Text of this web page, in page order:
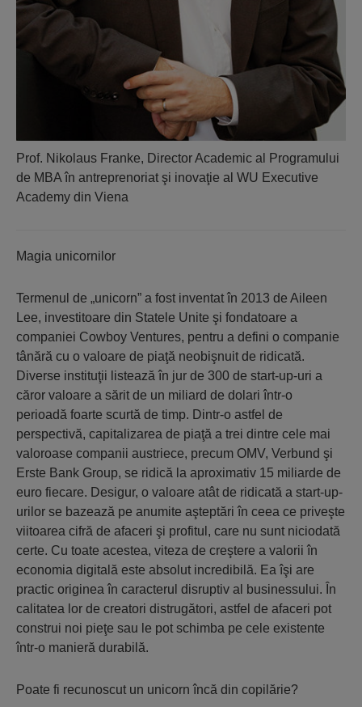
Prof. Nikolaus Franke, Director Academic al Programului
de MBA în antreprenoriat şi inovaţie al WU Executive
Academy din Viena
Magia unicornilor
Termenul de „unicorn” a fost inventat în 2013 de Aileen
Lee, investitoare din Statele Unite şi fondatoare a
companiei Cowboy Ventures, pentru a defini o companie
tânără cu o valoare de piaţă neobişnuit de ridicată.
Diverse instituţii listează în jur de 300 de start-up-uri a
căror valoare a sărit de un miliard de dolari într-o
perioadă foarte scurtă de timp. Dintr-o astfel de
perspectivă, capitalizarea de piaţă a trei dintre cele mai
valoroase companii austriece, precum OMV, Verbund şi
Erste Bank Group, se ridică la aproximativ 15 miliarde de
euro fiecare. Desigur, o valoare atât de ridicată a start-up-
urilor se bazează pe anumite aşteptări în ceea ce priveşte
viitoarea cifră de afaceri şi profitul, care nu sunt niciodată
certe. Cu toate acestea, viteza de creştere a valorii în
economia digitală este absolut incredibilă. Ea îşi are
practic originea în caracterul disruptiv al businessului. În
calitatea lor de creatori distrugători, astfel de afaceri pot
construi noi pieţe sau le pot schimba pe cele existente
într-o manieră durabilă.
Poate fi recunoscut un unicorn încă din copilărie?